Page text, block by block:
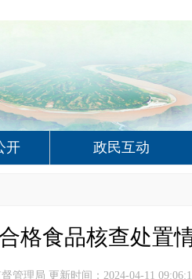
开 政民互动
食品核查处置
管理局 更新时间：2024-04-11